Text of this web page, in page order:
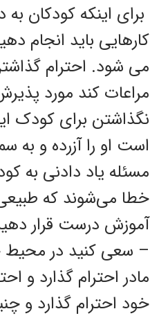
برای اینکه کودکان
کارهایی باید انجام
می شود. احترام
مراعات کند مورد
نگذاشتن برای کودک
است او را آزرده و به
مسئله یاد دادنی به
خطا می‌شوند که طبیعی
آموزش درست قرار
– سعی کنید در محیط
مادر احترام گذارد و
خود احترام گذارد و